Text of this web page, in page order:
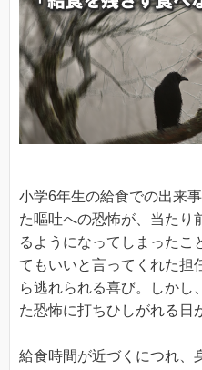
小学6年生の給食での出来
た嘔吐への恐怖が、当たり
るようになってしまったこ
てもいいと言ってくれた担
ら逃れられる喜び。しかし
た恐怖に打ちひしがれる日
給食時間が近づくにつれ、